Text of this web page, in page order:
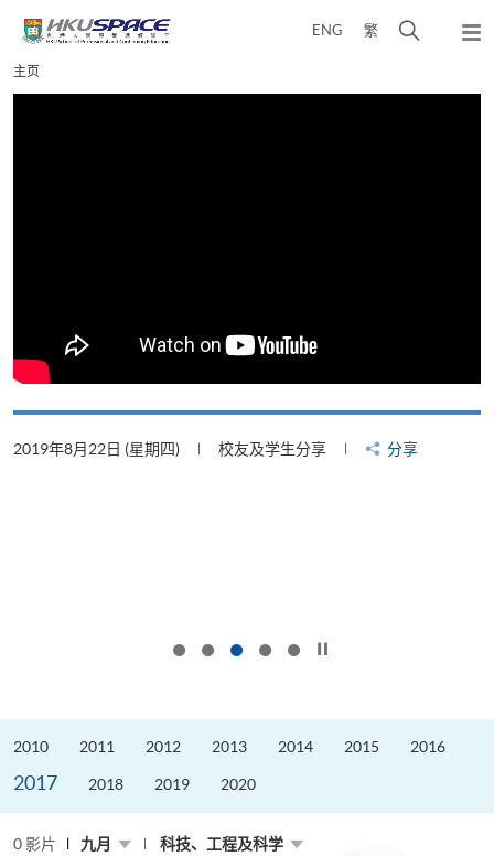
content
ENG 繁
弹
Main
content
主页
2019年8月22日 (星期四) 校友及学生分享 分享
2010 2011 2012 2013 2014 2015 2016
2017 2018 2019 2020
0 影片 九月 科技、工程及科学